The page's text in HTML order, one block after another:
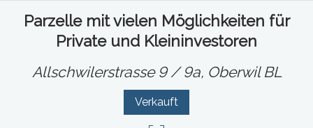
Parzelle mit vielen Möglichkeiten für
Private und Kleininvestoren
Allschwilerstrasse 9 / 9a, Oberwil BL
Verkauft